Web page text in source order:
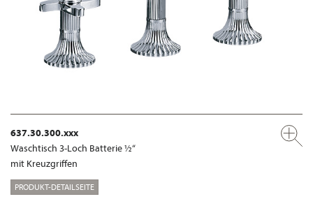
637.30.300.xxx
Waschtisch 3-Loch Batterie ½“
mit Kreuzgriffen
PRODUKT-DETAILSEITE